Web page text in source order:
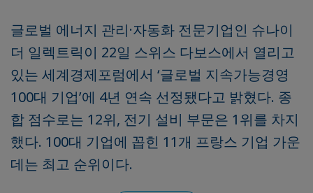
글로벌 에너지 관리·자동화 전문기업인 슈나이
더 일렉트릭이 22일 스위스 다보스에서 열리고
있는 세계경제포럼에서 ‘글로벌 지속가능경영
100대 기업’에 4년 연속 선정됐다고 밝혔다. 종
합 점수로는 12위, 전기 설비 부문은 1위를 차지
했다. 100대 기업에 꼽힌 11개 프랑스 기업 가운
데는 최고 순위이다.